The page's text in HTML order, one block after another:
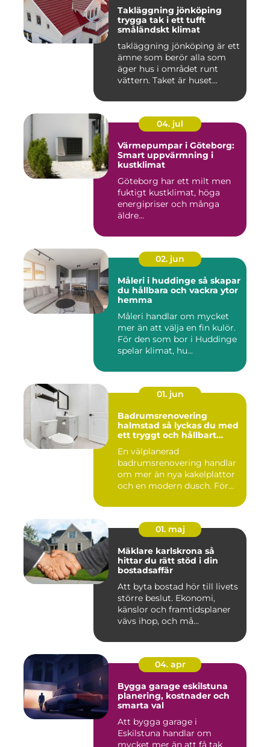
Takläggning jönköping
trygga tak i ett tufft
småländskt klimat
takläggning jönköping är ett
ämne som berör alla som
äger hus i området runt
vättern. Taket är huset...
04. jul
Värmepumpar i Göteborg:
Smart uppvärmning i
kustklimat
Göteborg har ett milt men
fuktigt kustklimat, höga
energipriser och många
äldre...
02. jun
Måleri i huddinge så skapar
du hållbara och vackra ytor
hemma
Måleri handlar om mycket
mer än att välja en fin kulör.
För den som bor i Huddinge
spelar klimat, hu...
01. jun
Badrumsrenovering
halmstad så lyckas du med
ett tryggt och hållbart
En välplanerad
badrumsrenovering handlar
om mer än nya kakelplattor
och en modern dusch. För
01. maj
Mäklare karlskrona så
hittar du rätt stöd i din
bostadsaffär
Att byta bostad hör till livets
större beslut. Ekonomi,
känslor och framtidsplaner
vävs ihop, och må...
04. apr
Bygga garage eskilstuna
planering, kostnader och
smarta val
Att bygga garage i
Eskilstuna handlar om
mycket mer än att få tak